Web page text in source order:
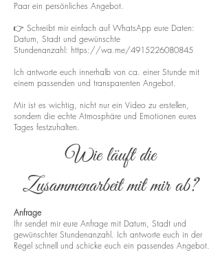
Paar ein persönliches Angebot.
👉 Schreibt mir einfach auf WhatsApp eure Daten:
Datum, Stadt und gewünschte
Stundenanzahl: https://wa.me/4915226080845
Ich antworte euch innerhalb von ca. einer Stunde mit
einem passenden und transparenten Angebot.
Mir ist es wichtig, nicht nur ein Video zu erstellen,
sondern die echte Atmosphäre und Emotionen eures
Tages festzuhalten.
Wie läuft die
Zusammenarbeit mit mir ab?
Anfrage
Ihr sendet mir eure Anfrage mit Datum, Stadt und
gewünschter Stundenanzahl. Ich antworte euch in der
Regel schnell und schicke euch ein passendes Angebot.